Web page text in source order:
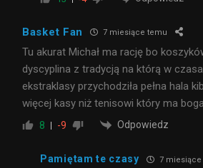
Basket Fan 7 miesiące temu
Tu akurat Michał ma rację bo
dyscyplina z tradycją na którą w
ekstraklasy przychodziła pełna hala
więcej kasy niż tenisowi który ma
8 -9 Odpowiedz
Pamiętam te czasy 7 miesiące